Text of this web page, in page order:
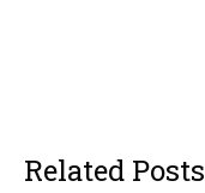
Related Posts